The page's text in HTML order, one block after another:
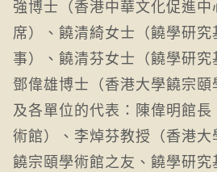
強博士（香港中華文化促進中
席）、饒清綺女士（饒學研
事）、饒清芬女士（饒學研究
鄧偉雄博士（香港大學饒宗
及各單位的代表：陳偉明館
術館）、李焯芬教授（香港大
饒宗頤學術館之友、饒學研